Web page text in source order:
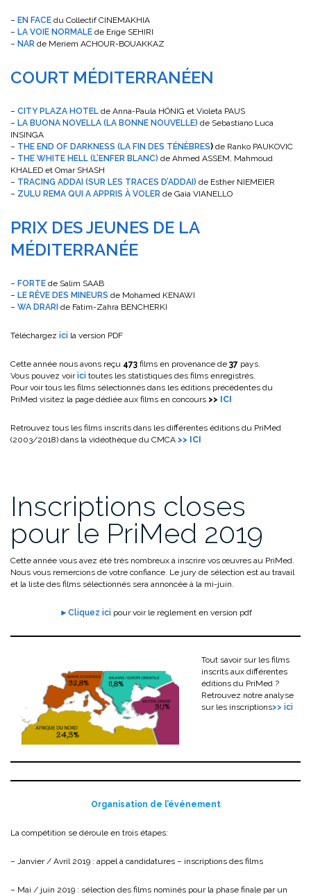
– EN FACE du Collectif CINEMAKHIA
– LA VOIE NORMALE de Erige SEHIRI
– NAR de Meriem ACHOUR-BOUAKKAZ
COURT MÉDITERRANÉEN
– CITY PLAZA HOTEL de Anna-Paula HÖNIG et Violeta PAUS
– LA BUONA NOVELLA (LA BONNE NOUVELLE) de Sebastiano Luca
INSINGA
– THE END OF DARKNESS (LA FIN DES TÉNÈBRES) de Ranko PAUKOVIC
– THE WHITE HELL (L’ENFER BLANC) de Ahmed ASSEM, Mahmoud
KHALED et Omar SHASH
– TRACING ADDAI (SUR LES TRACES D’ADDAI) de Esther NIEMEIER
– ZULU REMA QUI A APPRIS À VOLER de Gaia VIANELLO
PRIX DES JEUNES DE LA
MÉDITERRANÉE
– FORTE de Salim SAAB
– LE RÊVE DES MINEURS de Mohamed KENAWI
– WA DRARI de Fatim-Zahra BENCHERKI
Téléchargez ici la version PDF
Cette année nous avons reçu 473 films en provenance de 37 pays.
Vous pouvez voirici toutes les statistiques des films enregistrés.
Pour voir tous les films sélectionnés dans les éditions précédentes du
PriMed visitez la page dédiée aux films en concours >> ICI
Retrouvez tous les films inscrits dans les différentes éditions du PriMed
(2003/2018) dans la vidéothèque du CMCA >> ICI
Inscriptions closes
pour le PriMed 2019
Cette année vous avez été très nombreux à inscrire vos œuvres au PriMed.
Nous vous remercions de votre confiance. Le jury de sélection est au travail
et la liste des films sélectionnés sera annoncée à la mi-juin.
►Cliquez ici pour voir le règlement en version pdf
Tout savoir sur les films
inscrits aux différentes
éditions du PriMed ?
Retrouvez notre analyse
sur les inscriptions>> ici
Organisation de l’événement
La compétition se déroule en trois étapes:
– Janvier / Avril 2019 : appel à candidatures – inscriptions des films
– Mai / juin 2019 : sélection des films nominés pour la phase finale par un